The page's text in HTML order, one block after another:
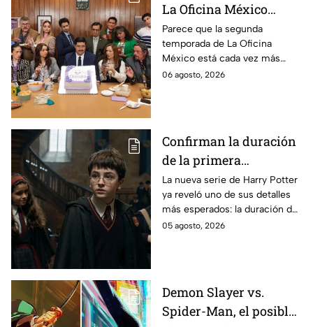
La Oficina México
temporada 2 y un
detalle desata teorías
entre los fans
Parece que la segunda
temporada de La Oficina
México está cada vez más
cerca, pues el elenco ya se
06 agosto, 2026
Confirman la duración
de la primera
temporada de Harry
Potter y emocionará a
los fans de los libros
La nueva serie de Harry Potter
ya reveló uno de sus detalles
más esperados: la duración de
la primera temporada basada
05 agosto, 2026
Demon Slayer vs.
Spider-Man, el posible